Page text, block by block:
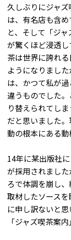
久しぶりにジャ
は、有名店も含
と、そして「ジ
が驚くほど浸透
茶は世界に誇れ
ようになりまし
は、かつて私が
違うものでした
り替えられてし
だと思いました
動の根本にある動
14年に某出版社
が採用されまし
ろで体調を崩し
取材したソース
に申し訳ないと
「ジャズ喫茶案内